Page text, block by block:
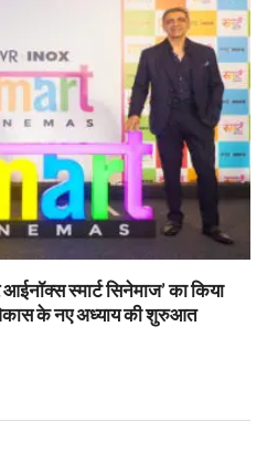
स्मार्ट सिनेमाज’ का किया
के नए अध्याय की शुरुआत